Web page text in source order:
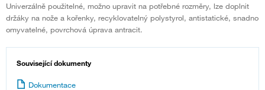
Univerzálně použitelné, možno upravit na potřebné rozměry, lze doplnit
držáky na nože a kořenky, recyklovatelný polystyrol, antistatické, snadno
omyvatelné, povrchová úprava antracit.
Související dokumenty
Dokumentace